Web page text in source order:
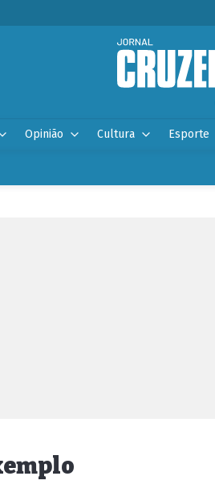
Opinião Cultura Esporte